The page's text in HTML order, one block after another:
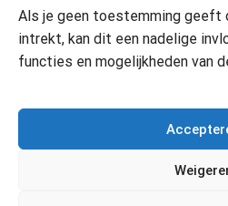
Als je geen toestemming geeft
intrekt, kan dit een nadelige
functies en mogelijkheden van
Contact
Copyright © 2024 Desi’s